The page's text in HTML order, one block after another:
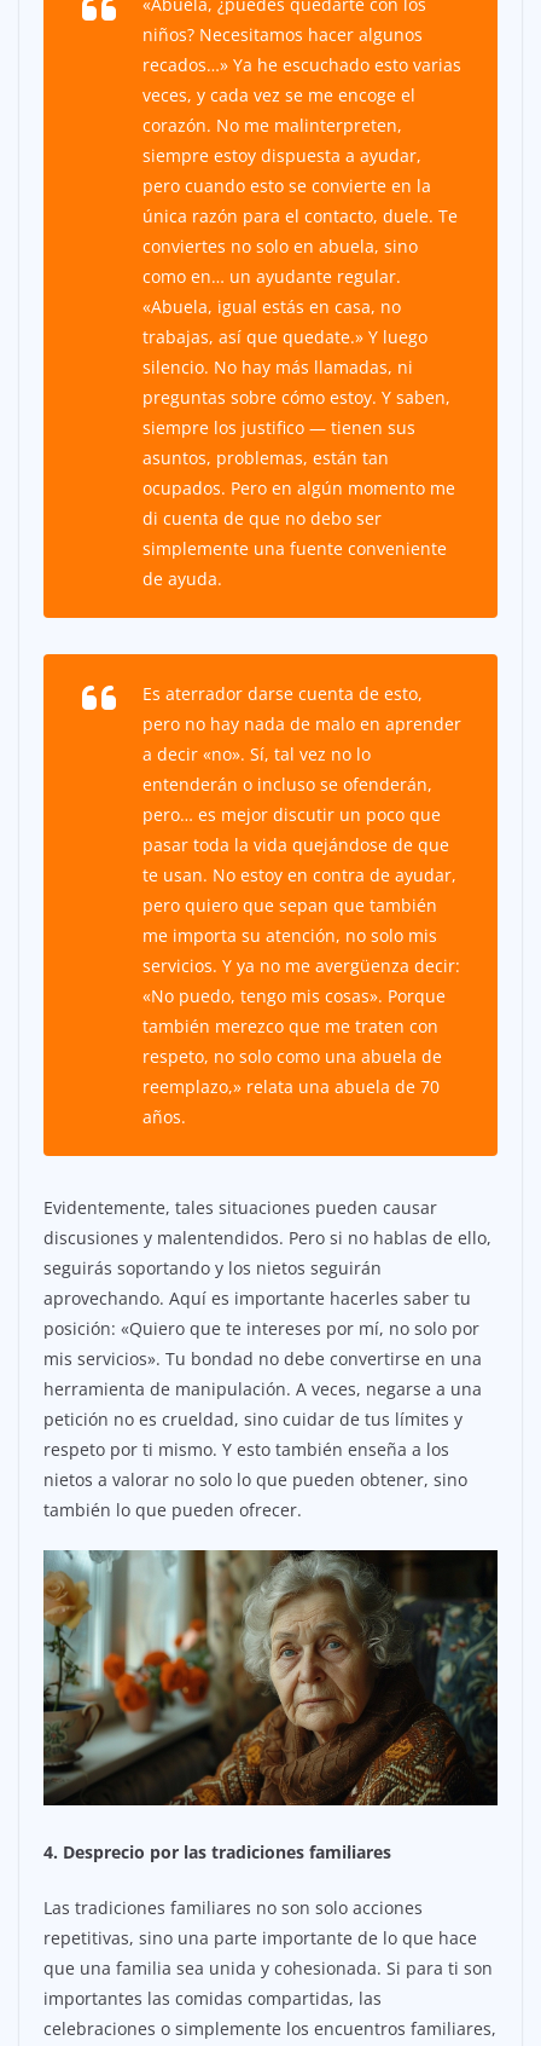
niños? Necesitamos hacer algunos
recados…» Ya he escuchado esto varias
veces, y cada vez se me encoge el
corazón. No me malinterpreten,
siempre estoy dispuesta a ayudar,
pero cuando esto se convierte en la
única razón para el contacto, duele. Te
conviertes no solo en abuela, sino
como en… un ayudante regular.
«Abuela, igual estás en casa, no
trabajas, así que quedate.» Y luego
silencio. No hay más llamadas, ni
preguntas sobre cómo estoy. Y saben,
siempre los justifico — tienen sus
asuntos, problemas, están tan
ocupados. Pero en algún momento me
di cuenta de que no debo ser
simplemente una fuente conveniente
de ayuda.
Es aterrador darse cuenta de esto,
pero no hay nada de malo en aprender
a decir «no». Sí, tal vez no lo
entenderán o incluso se ofenderán,
pero… es mejor discutir un poco que
pasar toda la vida quejándose de que
te usan. No estoy en contra de ayudar,
pero quiero que sepan que también
me importa su atención, no solo mis
servicios. Y ya no me avergüenza decir:
«No puedo, tengo mis cosas». Porque
también merezco que me traten con
respeto, no solo como una abuela de
reemplazo,» relata una abuela de 70
años.
Evidentemente, tales situaciones pueden causar
discusiones y malentendidos. Pero si no hablas de ello,
seguirás soportando y los nietos seguirán
aprovechando. Aquí es importante hacerles saber tu
posición: «Quiero que te intereses por mí, no solo por
mis servicios». Tu bondad no debe convertirse en una
herramienta de manipulación. A veces, negarse a una
petición no es crueldad, sino cuidar de tus límites y
respeto por ti mismo. Y esto también enseña a los
nietos a valorar no solo lo que pueden obtener, sino
también lo que pueden ofrecer.
4. Desprecio por las tradiciones familiares
Las tradiciones familiares no son solo acciones
repetitivas, sino una parte importante de lo que hace
que una familia sea unida y cohesionada. Si para ti son
importantes las comidas compartidas, las
celebraciones o simplemente los encuentros familiares,